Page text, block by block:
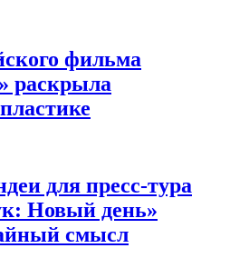
фильма
раскрыла
для пресс-тура
Новый день»
смысл